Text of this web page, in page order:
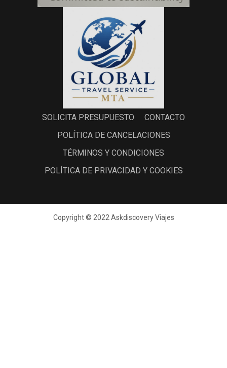
SOLICITA PRESUPUESTO
CONTACTO
POLÍTICA DE CANCELACIONES
TÉRMINOS Y CONDICIONES
POLÍTICA DE PRIVACIDAD Y COOKIES
Copyright © 2022 Askdiscovery Viajes